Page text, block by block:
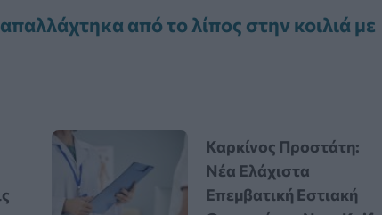
από το λίπος στην κοιλιά με
Καρκίνος Προστάτη:
Νέα Ελάχιστα
Επεμβατική Εστιακή